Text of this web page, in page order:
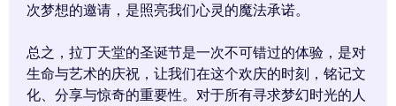
次梦想的邀请，是照亮我们心灵的魔法承诺。
总之，拉丁天堂的圣诞节是一次不可错过的体验，是对
生命与艺术的庆祝，让我们在这个欢庆的时刻，铭记文
化、分享与惊奇的重要性。对于所有寻求梦幻时光的人